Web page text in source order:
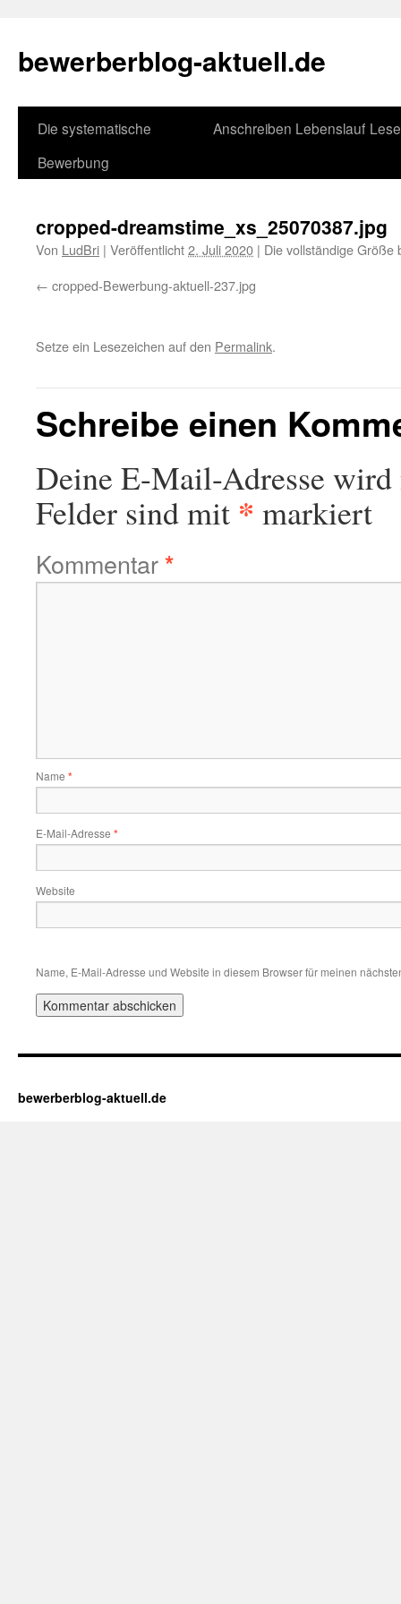
bewerberblog-aktuell.de
Die systematische
Bewerbung
Anschreiben Lebenslauf
cropped-dreamstime_xs_25070387.jpg
Von LudBri | Veröffentlicht2. Juli 2020 | Die vollständige Größe
cropped-Bewerbung-aktuell-237.jpg
Setze ein Lesezeichen auf den Permalink.
Schreibe einen
Deine E-Mail-Adresse
Felder sind mit * markiert
Kommentar*
Name *
E-Mail-Adresse *
Website
Name, E-Mail-Adresse und Website in diesem Browser für meinen
bewerberblog-aktuell.de